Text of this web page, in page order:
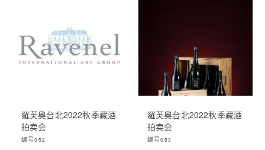
羅芙奧台北2022秋季藏酒
拍卖会
编号052
羅芙奧台北2022秋季藏酒
拍卖会
编号053